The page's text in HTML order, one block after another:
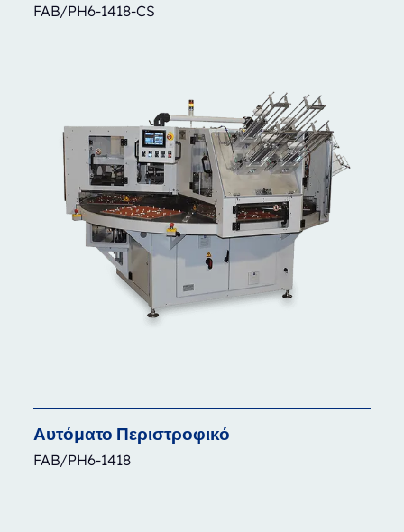
FAB/PH6-1418-CS
Αυτόματο Περιστροφικό
FAB/PH6-1418